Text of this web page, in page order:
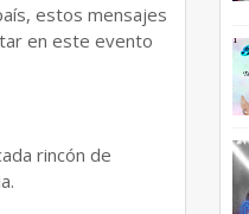
estos mensajes
en este evento
rincón de